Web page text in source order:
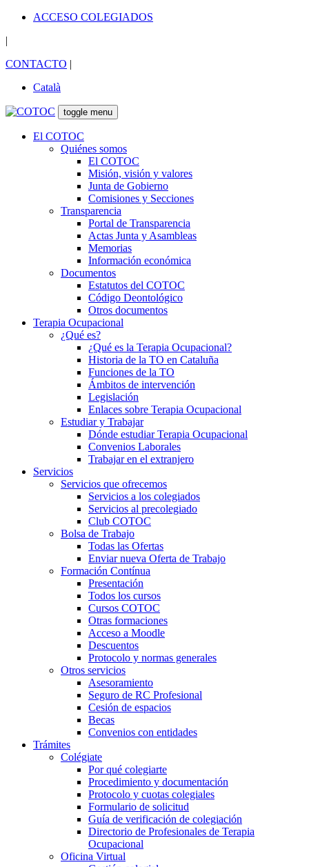
ACCESO COLEGIADOS
|
CONTACTO |
Català
toggle menu
El COTOC
Quiénes somos
El COTOC
Misión, visión y valores
Junta de Gobierno
Comisiones y Secciones
Transparencia
Portal de Transparencia
Actas Junta y Asambleas
Memorias
Información económica
Documentos
Estatutos del COTOC
Código Deontológico
Otros documentos
Terapia Ocupacional
¿Qué es?
¿Qué es la Terapia Ocupacional?
Historia de la TO en Cataluña
Funciones de la TO
Ámbitos de intervención
Legislación
Enlaces sobre Terapia Ocupacional
Estudiar y Trabajar
Dónde estudiar Terapia Ocupacional
Convenios Laborales
Trabajar en el extranjero
Servicios
Servicios que ofrecemos
Servicios a los colegiados
Servicios al precolegiado
Club COTOC
Bolsa de Trabajo
Todas las Ofertas
Enviar nueva Oferta de Trabajo
Formación Contínua
Presentación
Todos los cursos
Cursos COTOC
Otras formaciones
Acceso a Moodle
Descuentos
Protocolo y normas generales
Otros servicios
Asesoramiento
Seguro de RC Profesional
Cesión de espacios
Becas
Convenios con entidades
Trámites
Colégiate
Por qué colegiarte
Procedimiento y documentación
Protocolo y cuotas colegiales
Formulario de solicitud
Guía de verificación de colegiación
Directorio de Profesionales de Terapia
Ocupacional
Oficina Virtual